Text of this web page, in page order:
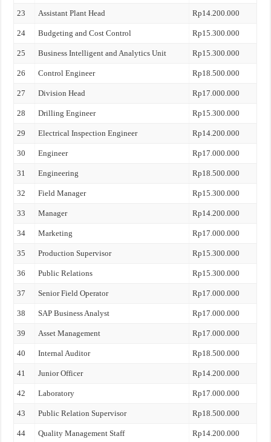
23 Assistant Plant Head Rp14.200.000
24 Budgeting and Cost Control Rp15.300.000
25 Business Intelligent and Analytics Unit Rp15.300.000
26 Control Engineer Rp18.500.000
27 Division Head Rp17.000.000
28 Drilling Engineer Rp15.300.000
29 Electrical Inspection Engineer Rp14.200.000
30 Engineer Rp17.000.000
31 Engineering Rp18.500.000
32 Field Manager Rp15.300.000
33 Manager Rp14.200.000
34 Marketing Rp17.000.000
35 Production Supervisor Rp15.300.000
36 Public Relations Rp15.300.000
37 Senior Field Operator Rp17.000.000
38 SAP Business Analyst Rp17.000.000
39 Asset Management Rp17.000.000
40 Internal Auditor Rp18.500.000
41 Junior Officer Rp14.200.000
42 Laboratory Rp17.000.000
43 Public Relation Supervisor Rp18.500.000
44 Quality Management Staff Rp14.200.000